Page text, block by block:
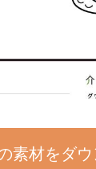
素材をダ